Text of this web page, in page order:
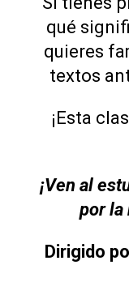
qué
quieres
textos
¡Esta
¡Ven al
por la
Dirigido